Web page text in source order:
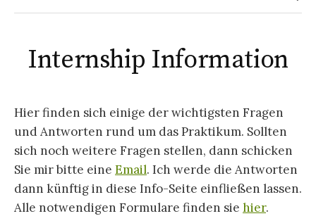
Internship Information
Hier finden sich einige der wichtigsten Fragen
und Antworten rund um das Praktikum. Sollten
sich noch weitere Fragen stellen, dann schicken
Sie mir bitte eine Email. Ich werde die Antworten
dann künftig in diese Info-Seite einfließen lassen.
Alle notwendigen Formulare finden sie hier.